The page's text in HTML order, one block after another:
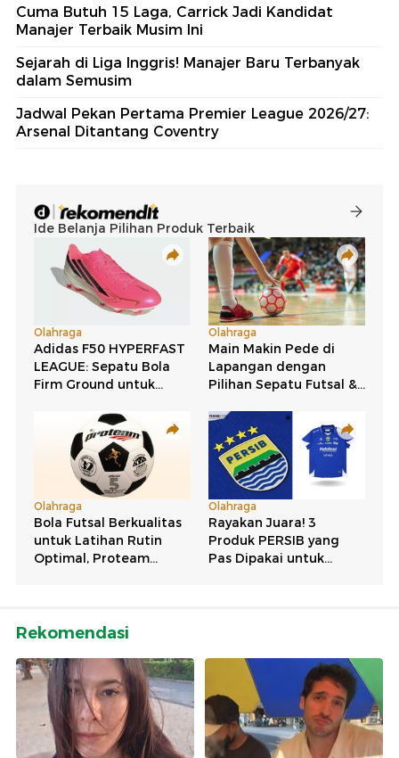
Cuma Butuh 15 Laga, Carrick Jadi Kandidat
Manajer Terbaik Musim Ini
Sejarah di Liga Inggris! Manajer Baru Terbanyak
dalam Semusim
Jadwal Pekan Pertama Premier League 2026/27:
Arsenal Ditantang Coventry
Rekomendasi